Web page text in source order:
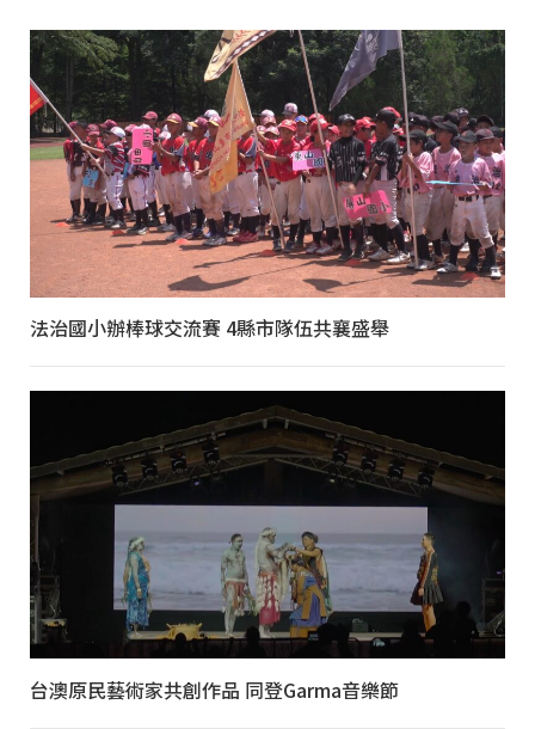
法治國小辦棒球交流賽 4縣市隊伍共襄盛舉
台澳原民藝術家共創作品 同登Garma音樂節